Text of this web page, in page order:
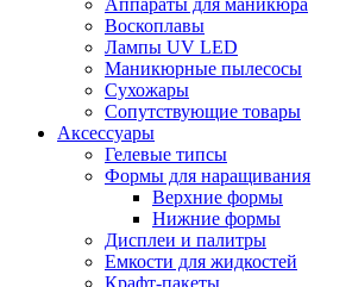
Аппараты для маникюра
Воскоплавы
Лампы UV LED
Маникюрные пылесосы
Сухожары
Сопутствующие товары
Аксессуары
Гелевые типсы
Формы для наращивания
Верхние формы
Нижние формы
Дисплеи и палитры
Емкости для жидкостей
Крафт-пакеты